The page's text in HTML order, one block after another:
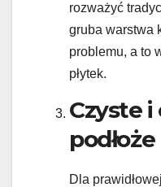
rozważyć
gruba warstwa
problemu, a to
płytek.
Czyste i
podłoże
Dla